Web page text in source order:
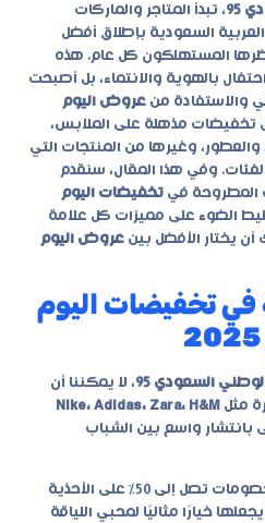
95
، تبدأ المتاجر والماركات
السعودية بإطلاق أفضل
المستهلكون كل عام. هذه
بالهوية والانتماء، بل أصبحت
والاستفادة من عروض اليوم
تخفيضات مذهلة على الملابس،
والعطور، وغيرها من المنتجات التي
وفي هذا المقال، سنقدم
المطروحة في تخفيضات اليوم
الضوء على مميزات كل علامة
يختار الأفضل بين عروض اليوم
في تخفيضات اليوم
السعودي 95
، لا يمكننا أن
مثل Nike، Adidas، Zara، H&M
بانتشار واسع بين الشباب
: تقدمان خصومات تصل إلى 50% على الأحذية
خيارًا مثاليًا لمحبي اللياقة